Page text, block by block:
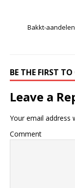
Bakkt-
BE THE FIRST
Leave a
Your email address
Comment